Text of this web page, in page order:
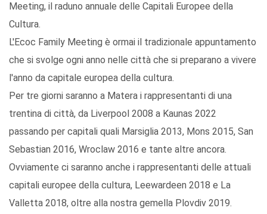
Meeting, il raduno annuale delle Capitali Europee della
Cultura.
L'Ecoc Family Meeting è ormai il tradizionale appuntamento
che si svolge ogni anno nelle città che si preparano a vivere
l'anno da capitale europea della cultura.
Per tre giorni saranno a Matera i rappresentanti di una
trentina di città, da Liverpool 2008 a Kaunas 2022
passando per capitali quali Marsiglia 2013, Mons 2015, San
Sebastian 2016, Wroclaw 2016 e tante altre ancora.
Ovviamente ci saranno anche i rappresentanti delle attuali
capitali europee della cultura, Leewardeen 2018 e La
Valletta 2018, oltre alla nostra gemella Plovdiv 2019.